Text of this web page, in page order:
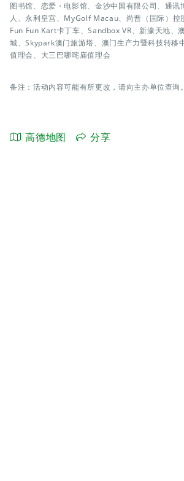
图书馆、恋爱・电影馆、金沙中国有限公司、通讯
人、永利皇宫、MyGolf Macau、尚晋（国际）控
Fun Fun Kart卡丁车、Sandbox VR、新濠天地、
城、Skypark澳门旅游塔、澳门生产力暨科技转移
值理会、大三巴哪咤庙值理会
备注：活动内容可能有所更改，请向主办单位查询。
高德地图 分享